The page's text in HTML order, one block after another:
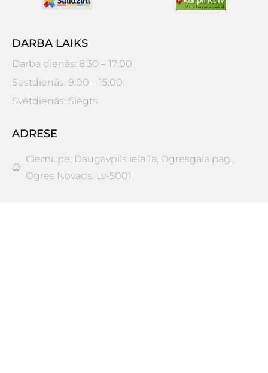
DARBA LAIKS
Darba dienās: 8:30 – 17:00
Sestdienās: 9:00 – 15:00
Svētdienās: Slēgts
ADRESE
Ciemupe, Daugavpils iela 1a, Ogresgala pag.,
Ogres Novads. Lv-5001